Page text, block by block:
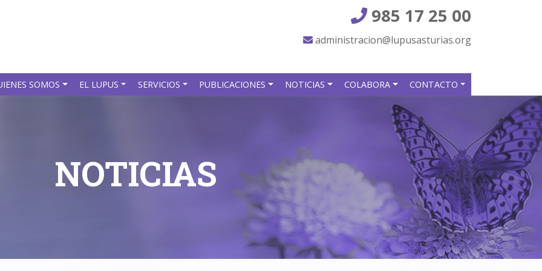
985 17 25 00
administracion@lupusasturias.org
SOMOS EL LUPUS SERVICIOS PUBLICACIONES NOTICIAS COLABORA CONTACTO
NOTICIAS